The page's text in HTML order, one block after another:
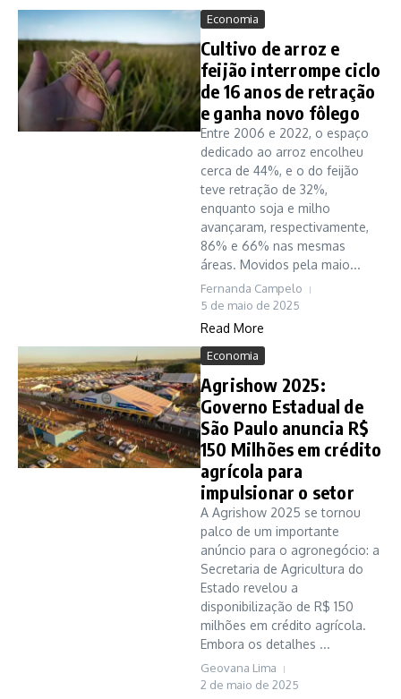
Economia
Cultivo de arroz e
feijão interrompe ciclo
de 16 anos de retração
e ganha novo fôlego
Entre 2006 e 2022, o espaço
dedicado ao arroz encolheu
cerca de 44%, e o do feijão
teve retração de 32%,
enquanto soja e milho
avançaram, respectivamente,
86% e 66% nas mesmas
áreas. Movidos pela maio...
Fernanda Campelo
5 de maio de 2025
Read More
Economia
Agrishow 2025:
Governo Estadual de
São Paulo anuncia R$
150 Milhões em crédito
agrícola para
impulsionar o setor
A Agrishow 2025 se tornou
palco de um importante
anúncio para o agronegócio: a
Secretaria de Agricultura do
Estado revelou a
disponibilização de R$ 150
milhões em crédito agrícola.
Embora os detalhes ...
Geovana Lima
2 de maio de 2025